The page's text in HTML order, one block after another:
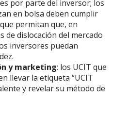
por parte del inversor; los
en bolsa deben cumplir
permitan que, en
de dislocación del mercado
inversores puedan
y marketing: los UCIT que
llevar la etiqueta “UCIT
y revelar su método de